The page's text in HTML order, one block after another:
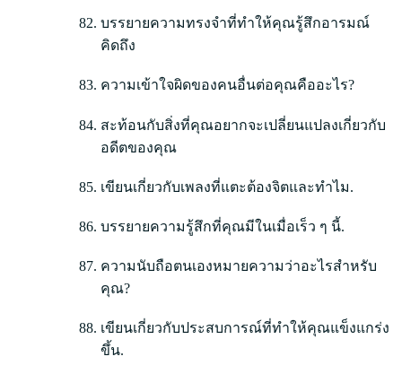
บรรยายความทรงจำที่ทำให้คุณรู้สึกอารมณ์
คิดถึง
ความเข้าใจผิดของคนอื่นต่อคุณคืออะไร?
สะท้อนกับสิ่งที่คุณอยากจะเปลี่ยนแปลงเกี่ยวกับ
อดีตของคุณ
เขียนเกี่ยวกับเพลงที่แตะต้องจิตและทำไม.
บรรยายความรู้สึกที่คุณมีในเมื่อเร็ว ๆ นี้.
ความนับถือตนเองหมายความว่าอะไรสำหรับ
คุณ?
เขียนเกี่ยวกับประสบการณ์ที่ทำให้คุณแข็งแกร่ง
ขึ้น.